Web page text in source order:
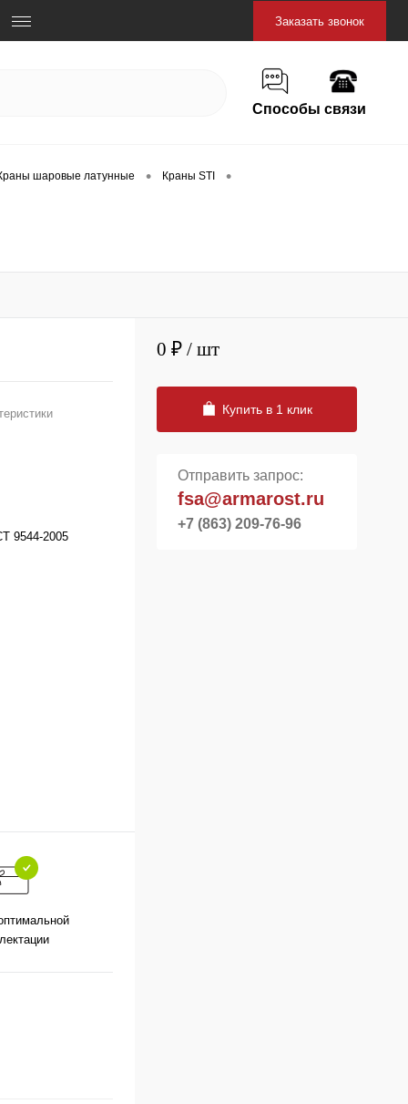
Заказать звонок
Способы связи
шаровые латунные • Краны STI •
9544-2005
0 ₽ / шт
Купить в 1 клик
Отправить запрос:
fsa@armarost.ru
+7 (863) 209-76-96